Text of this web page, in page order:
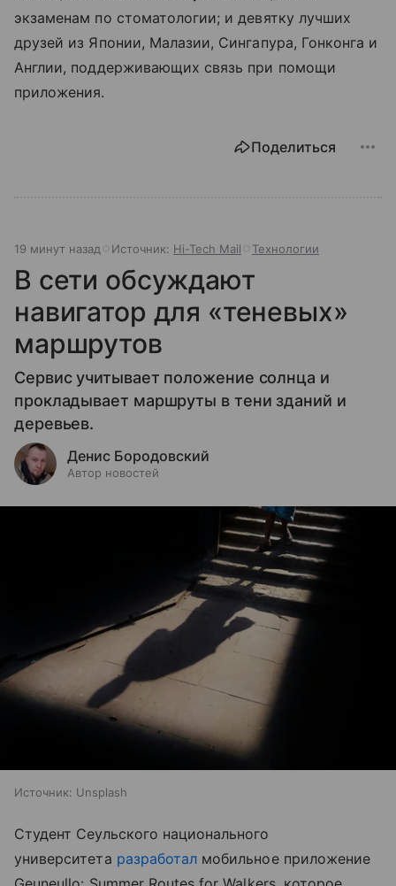
экзаменам по стоматологии; и девятку лучших
друзей из Японии, Малазии, Сингапура, Гонконга и
Англии, поддерживающих связь при помощи
приложения.
Поделиться
19 минут назад Источник: Hi-Tech Mail Технологии
В сети обсуждают
навигатор для «теневых»
маршрутов
Сервис учитывает положение солнца и
прокладывает маршруты в тени зданий и
деревьев.
Денис Бородовский
Автор новостей
Источник: Unsplash
Студент Сеульского национального
университета разработал мобильное приложение